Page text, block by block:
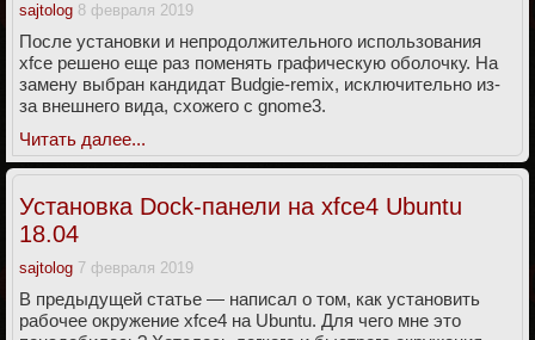
sajtolog 8 февраля 2019
После установки и непродолжительного использования
xfce решено еще раз поменять графическую оболочку. На
замену выбран кандидат Budgie-remix, исключительно из-
за внешнего вида, схожего с gnome3.
Читать далее...
Установка Dock-панели на xfce4 Ubuntu
18.04
sajtolog 7 февраля 2019
В предыдущей статье — написал о том, как установить
рабочее окружение xfce4 на Ubuntu. Для чего мне это